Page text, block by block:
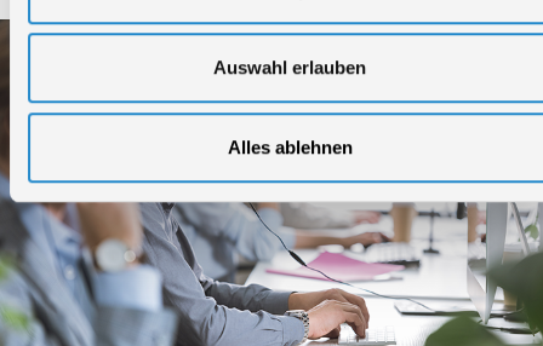
Auswahl erlauben
Alles ablehnen